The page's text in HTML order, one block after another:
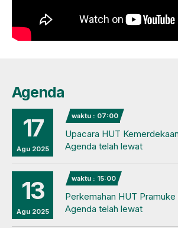
Agenda
17
Agu 2025
waktu : 07:00
Upacara HUT
Agenda telah lewat
13
Agu 2025
waktu : 15:00
Perkemahan HUT
Agenda telah lewat